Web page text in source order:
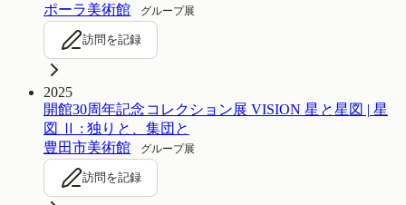
ポーラ美術館
グループ展
訪問を記録
2025
開館30周年記念コレクション展 VISION 星と星図 | 星
図 Ⅱ : 独りと、集団と
豊田市美術館
グループ展
訪問を記録